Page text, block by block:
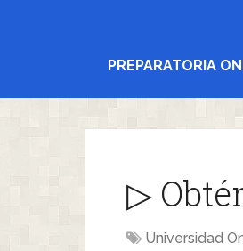
PREPARATORIA
▷
Universidad